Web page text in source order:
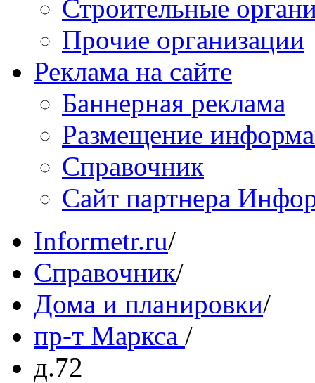
Строительные
Прочие организации
Реклама на сайте
Баннерная реклама
Размещение
Справочник
Сайт партнера
Informetr.ru/
Справочник/
Дома и планировки/
пр-т Маркса /
д.72